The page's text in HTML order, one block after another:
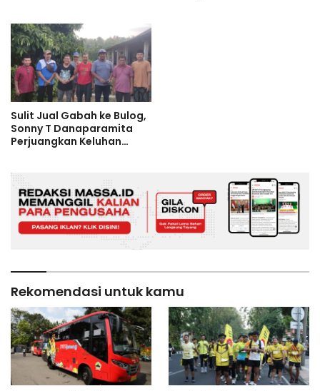
Sulit Jual Gabah ke Bulog,
Sonny T Danaparamita
Perjuangkan Keluhan
Rekomendasi untuk kamu